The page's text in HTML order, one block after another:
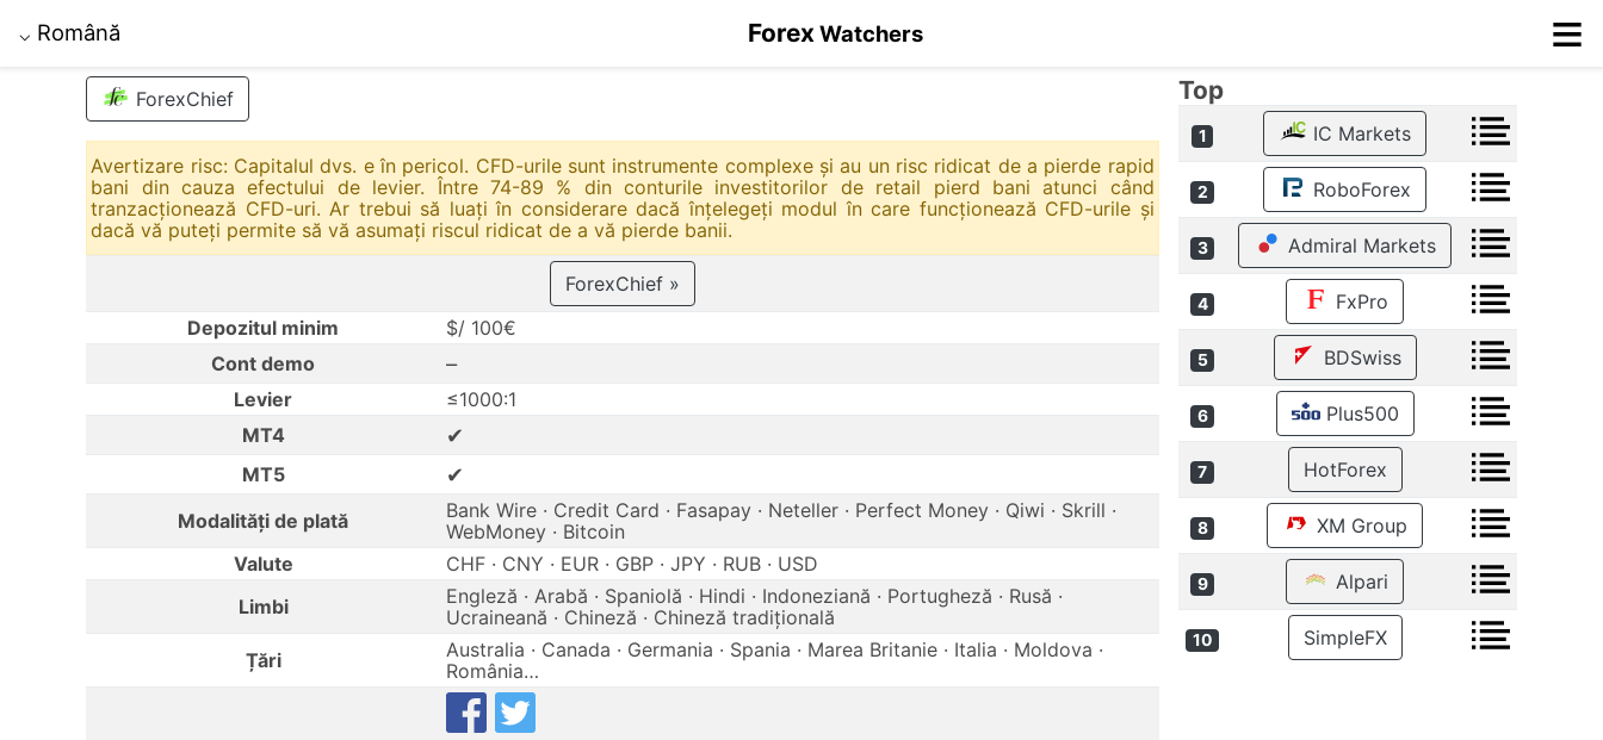
⌵ Română ForexWatchers ≡
ForexChief
Avertizare risc: Capitalul dvs. e în pericol. CFD-urile sunt instrumente complexe și au un risc ridicat de a pierde rapid
bani din cauza efectului de levier. Între 74-89 % din conturile investitorilor de retail pierd bani atunci când
tranzacționează CFD-uri. Ar trebui să luați în considerare dacă înțelegeți modul în care funcționează CFD-urile și
dacă vă puteți permite să vă asumați riscul ridicat de a vă pierde banii.
ForexChief »
Depozitul minim
$/ 100€
Cont demo
–
Levier
≤1000:1
MT4
✔
MT5 ✔
Modalități de plată
Bank Wire · Credit Card · Fasapay · Neteller · Perfect Money · Qiwi · Skrill ·
WebMoney · Bitcoin
Valute
CHF · CNY · EUR · GBP · JPY · RUB · USD
Limbi
Engleză · Arabă · Spaniolă · Hindi · Indoneziană · Portugheză · Rusă ·
Ucraineană · Chineză · Chineză tradițională
Țări
Australia · Canada · Germania · Spania · Marea Britanie · Italia · Moldova ·
România…
Top
1 IC Markets
2 RoboForex
3 Admiral Markets
4 FxPro
5 BDSwiss
6 Plus500
7 HotForex
8 XM Group
9 Alpari
10 SimpleFX